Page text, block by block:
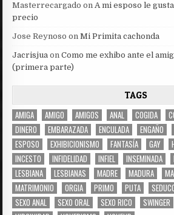
Masterrecargado onA mi esposo le
precio
Jose Reynoso onMi Primita cachonda
Jacrisjua onComo me exhibo ante el
(primera parte)
TAGS
AMIGA AMIGO AMIGOS ANAL COGIDA
DINERO
EMBARAZADA ENCULADA ENGAÑO
ESPOSO
EXHIBICIONISMO FANTASÍA GAY
INCESTO
INFIDELIDAD INFIEL INSEMINADA
LESBIANA
LESBIANAS MADRE MADURA
MATRIMONIO
ORGIA PRIMO PUTA
SEXO ANAL
SEXO ORAL SEXO RICO SWINGER